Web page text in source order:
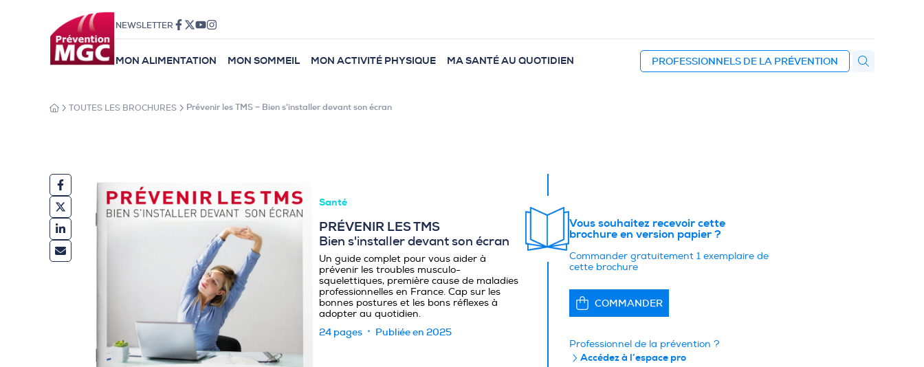
NEWSLETTER
MON ALIMENTATION MON SOMMEIL MON ACTIVITÉ PHYSIQUE MA SANTÉ AU QUOTIDIEN PROFESSIONNELS DE LA PRÉVENTION
TOUTES LES BROCHURES Prévenir les TMS − Bien s'installer devant son écran
Santé
PRÉVENIR LES TMS
Bien s'installer devant son écran
Un guide complet pour vous aider à
prévenir les troubles musculo-
squelettiques, première cause de maladies
professionnelles en France. Cap sur les
bonnes postures et les bons réflexes à
adopter au quotidien.
24 pages Publiée en 2025
Vous souhaitez recevoir cette
brochure en version papier ?
Commander gratuitement 1 exemplaire de
cette brochure
COMMANDER
Professionnel de la prévention ?
Accédez à l’espace pro